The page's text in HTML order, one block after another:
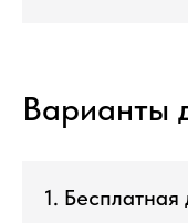
Варианты
1. Бесплатная